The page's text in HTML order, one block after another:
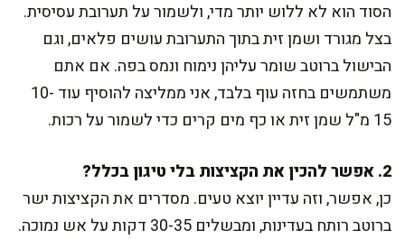
הסוד הוא לא ללוש יותר מדי, ולשמור על תערובת עסיסית.
בצל מגורד ושמן זית בתוך התערובת עושים פלאים, וגם
הבישול ברוטב שומר עליהן נימוח ונמס בפה. אם אתם
משתמשים בחזה עוף בלבד, אני ממליצה להוסיף עוד 10-
15 מ"ל שמן זית או כף מים קרים כדי לשמור על רכות.
2. אפשר להכין את הקציצות בלי טיגון בכלל?
כן, אפשר, וזה עדיין יוצא טעים. מסדרים את הקציצות ישר
ברוטב רותח בעדינות, ומבשלים 30-35 דקות על אש נמוכה.